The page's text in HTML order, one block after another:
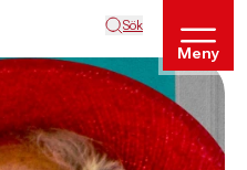
Sök
Meny